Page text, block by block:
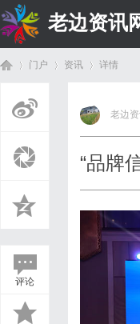
老边资讯
门户 资讯
›
详情
评论
老边
“品牌